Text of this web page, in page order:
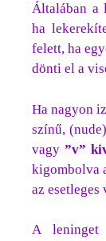
Általában a
ha
felett, ha
dönti el a
Ha nagyon
színű,
vagy ”v”
kigombolva
az
A leninget